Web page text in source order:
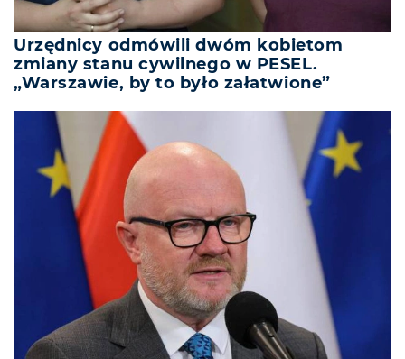
Urzędnicy odmówili dwóm kobietom
zmiany stanu cywilnego w PESEL.
„Warszawie, by to było załatwione”